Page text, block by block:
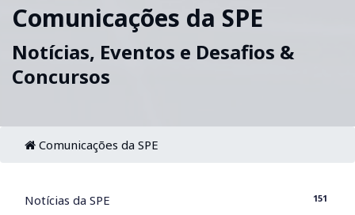
Comunicações da SPE
Notícias, Eventos e Desafios &
Concursos
Comunicações da SPE
Notícias da SPE 151